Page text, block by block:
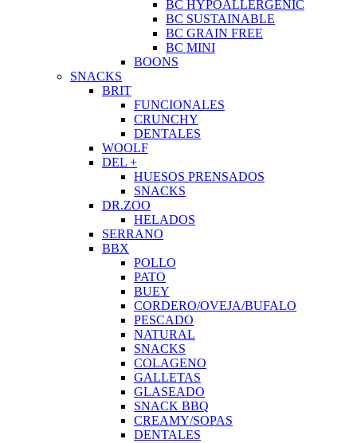
BC HYPOALLERGENIC
BC SUSTAINABLE
BC GRAIN FREE
BC MINI
BOONS
SNACKS
BRIT
FUNCIONALES
CRUNCHY
DENTALES
WOOLF
DEL +
HUESOS PRENSADOS
SNACKS
DR.ZOO
HELADOS
SERRANO
BBX
POLLO
PATO
BUEY
CORDERO/OVEJA/BUFALO
PESCADO
NATURAL
SNACKS
COLAGENO
GALLETAS
GLASEADO
SNACK BBQ
CREAMY/SOPAS
DENTALES